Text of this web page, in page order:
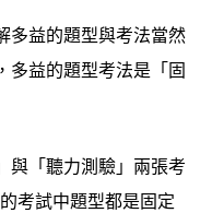
多益的題型與考法當然
多益的題型考法是「固
與「聽力測驗」兩張考
考試中題型都是固定